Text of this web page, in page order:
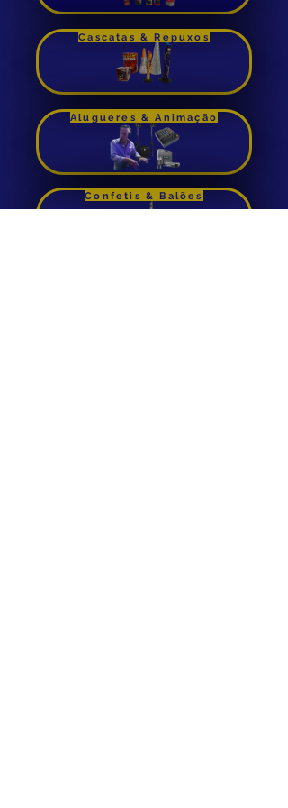
Comprar
Cascatas & Repuxos
Alugueres & Animação
Confetis & Balões